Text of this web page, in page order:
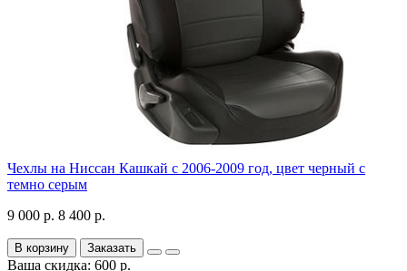
Чехлы на Ниссан Кашкай с 2006-2009 год, цвет черный с
темно серым
9 000 р. 8 400 р.
В корзину Заказать
Ваша скидка: 600 р.